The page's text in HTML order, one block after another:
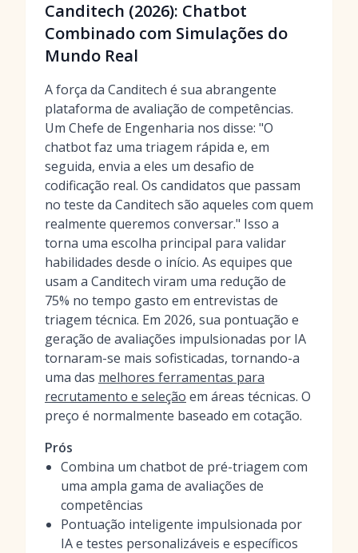
Canditech (2026): Chatbot
Combinado com Simulações do
Mundo Real
A força da Canditech é sua abrangente
plataforma de avaliação de competências.
Um Chefe de Engenharia nos disse: "O
chatbot faz uma triagem rápida e, em
seguida, envia a eles um desafio de
codificação real. Os candidatos que passam
no teste da Canditech são aqueles com quem
realmente queremos conversar." Isso a
torna uma escolha principal para validar
habilidades desde o início. As equipes que
usam a Canditech viram uma redução de
75% no tempo gasto em entrevistas de
triagem técnica. Em 2026, sua pontuação e
geração de avaliações impulsionadas por IA
tornaram-se mais sofisticadas, tornando-a
uma das melhores ferramentas para
recrutamento e seleção em áreas técnicas. O
preço é normalmente baseado em cotação.
Prós
Combina um chatbot de pré-triagem com
uma ampla gama de avaliações de
competências
Pontuação inteligente impulsionada por
IA e testes personalizáveis e específicos